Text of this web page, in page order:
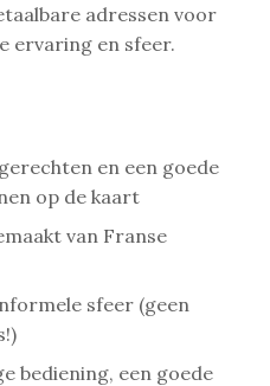
adressen voor
ervaring en sfeer.
en een goede
op de kaart
van Franse
sfeer (geen
bediening, een goede